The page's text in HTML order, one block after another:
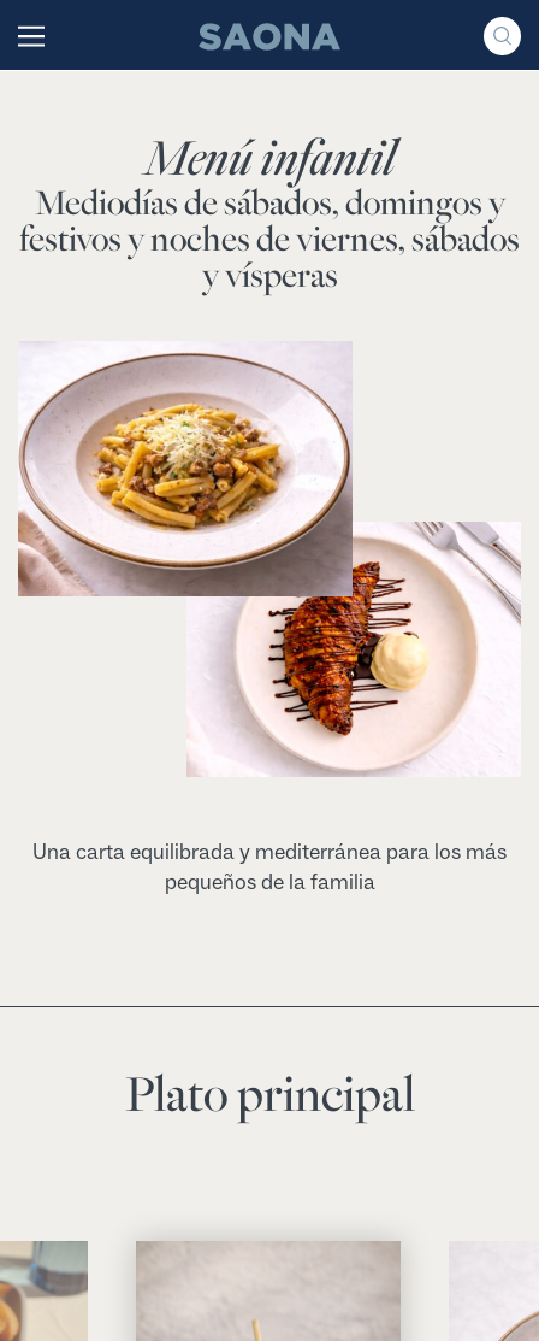
Grupo Saona
Menú infantil
Mediodías de sábados, domingos y
festivos y noches de viernes, sábados
y vísperas
Una carta equilibrada y mediterránea para los más
pequeños de la familia
Plato principal